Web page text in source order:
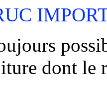
dont le